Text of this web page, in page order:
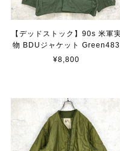
【デッドストック】90s 米軍
物 BDUジャケット Green483
¥8,800